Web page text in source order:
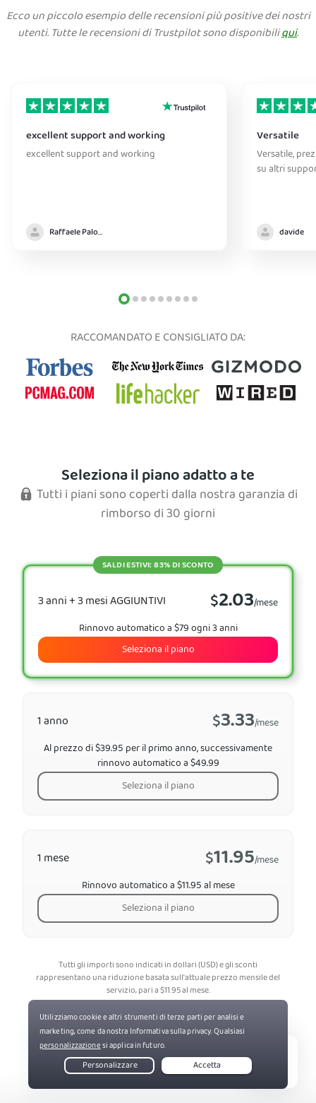
Ecco un piccolo esempio delle recensioni più positive dei nostri
utenti. Tutte le recensioni di Trustpilot sono disponibiliqui.
excellent support and working
excellent support and working
Raffaele Palomba
Versatile
Versatile,
su altri
davide
RACCOMANDATO E CONSIGLIATO DA:
Seleziona il piano adatto a te
Tutti i piani sono coperti dalla nostra garanzia di
rimborso di 30 giorni
1 mese $11.95/mese
Rinnovo automatico a $11.95 al mese
Seleziona il piano
3 anni + 3 mesi AGGIUNTIVI $2.03/mese
SALDI ESTIVI: 83% DI SCONTO
Rinnovo automatico a $79 ogni 3 anni
Seleziona il piano
1 anno $3.33/mese
Al prezzo di $39.95 per il primo anno, successivamente
rinnovo automatico a $49.99
Seleziona il piano
Tutti gli importi sono indicati in dollari (USD) e gli sconti
rappresentano una riduzione basata sull'attuale prezzo mensile del
servizio, pari a$11.95al mese.
*La garanzia di rimborso di 30 giorni è riservata ai nuovi abbonati;
per le sottoscrizioni effettuate tramite app store di terze parti (per
esempio, Apple App Store), i risarcimenti sono soggetti ai loro
specifici termini e condizioni.